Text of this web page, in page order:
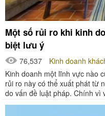
Một số rủi ro khi kinh
biệt lưu ý
76,537
Kinh doanh
Kinh doanh một lĩnh vực nào
rủi ro này có thể xuất phát từ
do vấn đề luật pháp. Chính vì